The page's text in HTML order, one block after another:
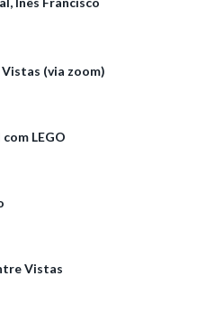
(via zoom)
LEGO
Vistas